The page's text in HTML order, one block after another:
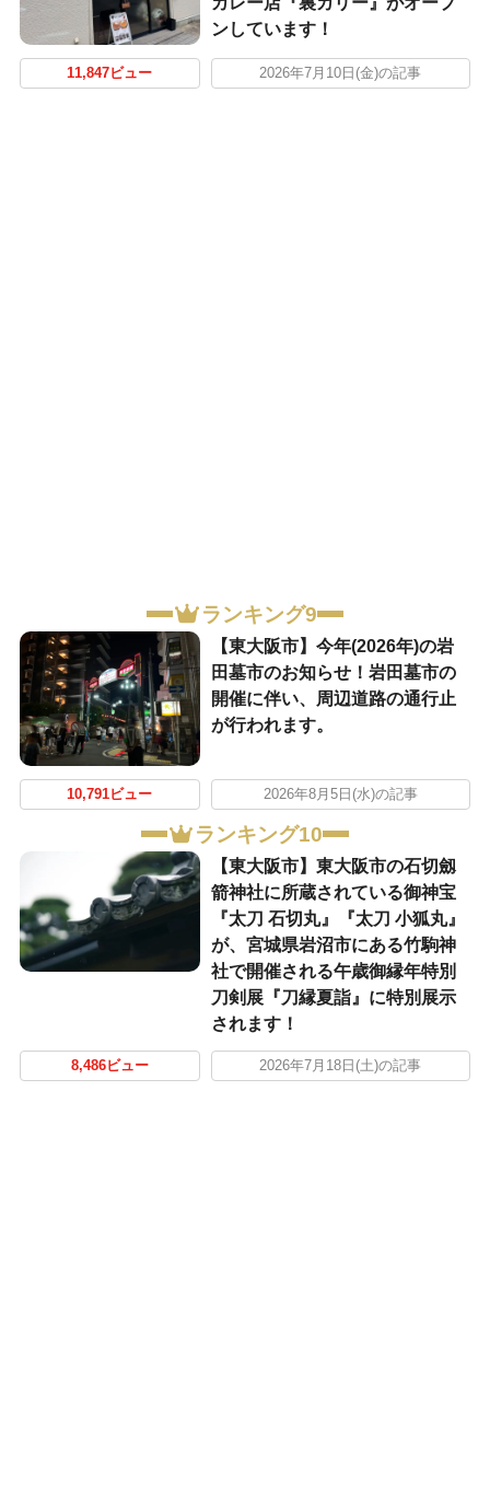
ンしています！
11,847ビュー 2026年7月10日(金)の記事
ランキング9
【東大阪市】今年(2026年)の岩
田墓市のお知らせ！岩田墓市の
開催に伴い、周辺道路の通行止
が行われます。
10,791ビュー 2026年8月5日(水)の記事
ランキング10
【東大阪市】東大阪市の石切劔
箭神社に所蔵されている御神宝
『太刀 石切丸』『太刀 小狐丸』
が、宮城県岩沼市にある竹駒神
社で開催される午歳御縁年特別
刀剣展『刀縁夏詣』に特別展示
されます！
8,486ビュー 2026年7月18日(土)の記事